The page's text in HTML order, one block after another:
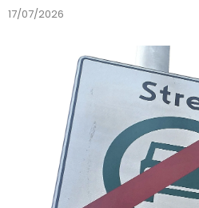
17/07/2026